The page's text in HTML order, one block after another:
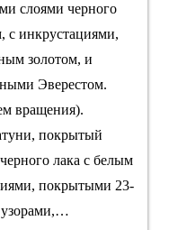
слоями черного
с инкрустациями,
золотом, и
Эверестом.
вращения).
покрытый
лака с белым
покрытыми 23-
узорами,…